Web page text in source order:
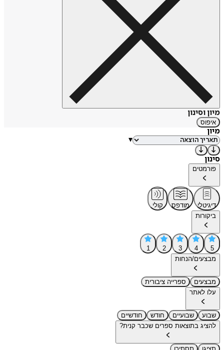
מיון וסינון
איפוס
מיון
▾
סינון
פורמטים
דיגיטלי מודפס
קולי
ביקורות
5
4
3
2
1
מבצעים/הנחות
מבצעים
ספרייה ציבורית
עלו לאתר
שבוע שבועיים חודש
חודשיים
להציג בתוצאות ספרים שכבר קנית?